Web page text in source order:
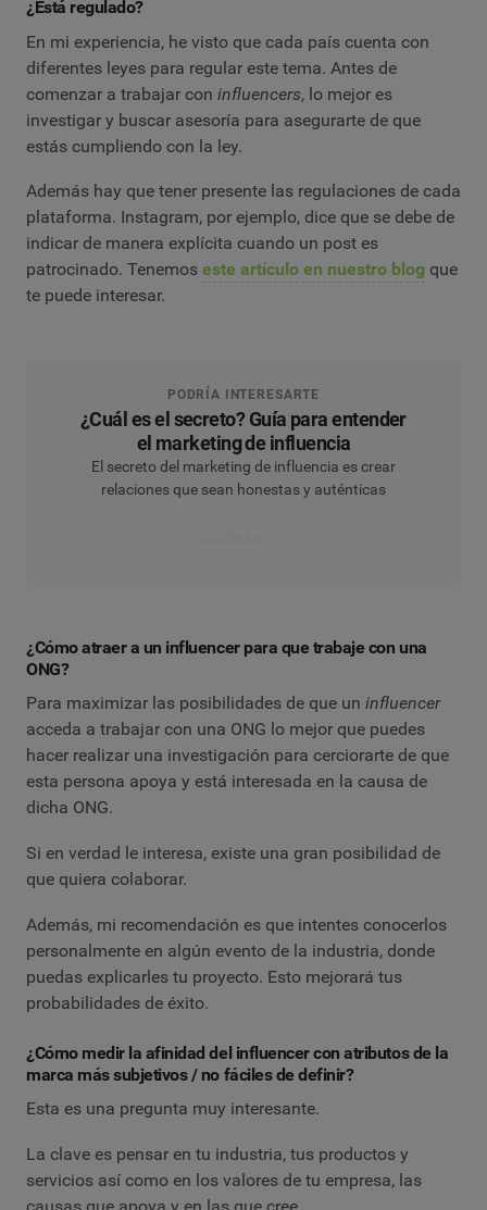
¿Está regulado?
En mi experiencia, he visto que cada país cuenta con
diferentes leyes para regular este tema. Antes de
comenzar a trabajar con influencers, lo mejor es
investigar y buscar asesoría para asegurarte de que
estás cumpliendo con la ley.
Además hay que tener presente las regulaciones de cada
plataforma. Instagram, por ejemplo, dice que se debe de
indicar de manera explícita cuando un post es
patrocinado. Tenemos este artículo en nuestro blog que
te puede interesar.
PODRÍA INTERESARTE
¿Cuál es el secreto? Guía para entender
el marketing de influencia
El secreto del marketing de influencia es crear
relaciones que sean honestas y auténticas
¿Cómo atraer a un influencer para que trabaje con una
ONG?
Para maximizar las posibilidades de que un influencer
acceda a trabajar con una ONG lo mejor que puedes
hacer realizar una investigación para cerciorarte de que
esta persona apoya y está interesada en la causa de
dicha ONG.
Si en verdad le interesa, existe una gran posibilidad de
que quiera colaborar.
Además, mi recomendación es que intentes conocerlos
personalmente en algún evento de la industria, donde
puedas explicarles tu proyecto. Esto mejorará tus
probabilidades de éxito.
¿Cómo medir la afinidad del influencer con atributos de la
marca más subjetivos / no fáciles de definir?
Esta es una pregunta muy interesante.
La clave es pensar en tu industria, tus productos y
servicios así como en los valores de tu empresa, las